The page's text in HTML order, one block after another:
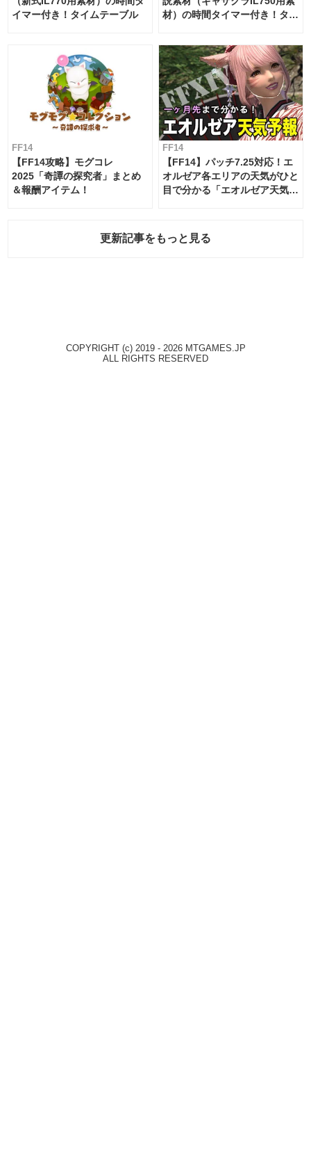
イマー付き！タイムテーブル
材）の時間タイマー付き！タイ
FF14
【FF14攻略】モグコレ
2025「奇譚の探究者」まとめ
＆報酬アイテム！
FF14
【FF14】パッチ7.25対応！エ
オルゼア各エリアの天気がひと
目で分かる「エオルゼア天気予
更新記事をもっと見る
COPYRIGHT (c) 2019 - 2026 MTGAMES.JP
ALL RIGHTS RESERVED